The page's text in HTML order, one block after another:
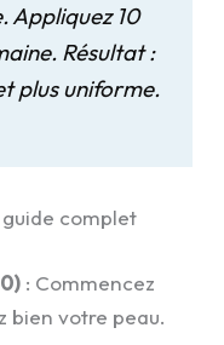
Appliquez 10
Résultat :
plus uniforme.
guide complet
: Commencez
bien votre peau.